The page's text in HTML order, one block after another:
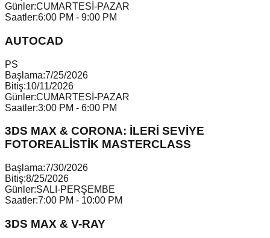
Günler:CUMARTESİ-PAZAR
Saatler:6:00 PM - 9:00 PM
AUTOCAD
PS
Başlama:7/25/2026
Bitiş:10/11/2026
Günler:CUMARTESİ-PAZAR
Saatler:3:00 PM - 6:00 PM
3DS MAX & CORONA: İLERİ SEVİYE
FOTOREALİSTİK MASTERCLASS
Başlama:7/30/2026
Bitiş:8/25/2026
Günler:SALI-PERŞEMBE
Saatler:7:00 PM - 10:00 PM
3DS MAX & V-RAY